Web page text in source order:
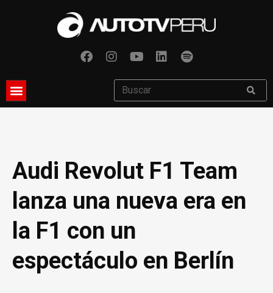
Audi Revolut F1 Team
lanza una nueva era en
la F1 con un
espectáculo en Berlín